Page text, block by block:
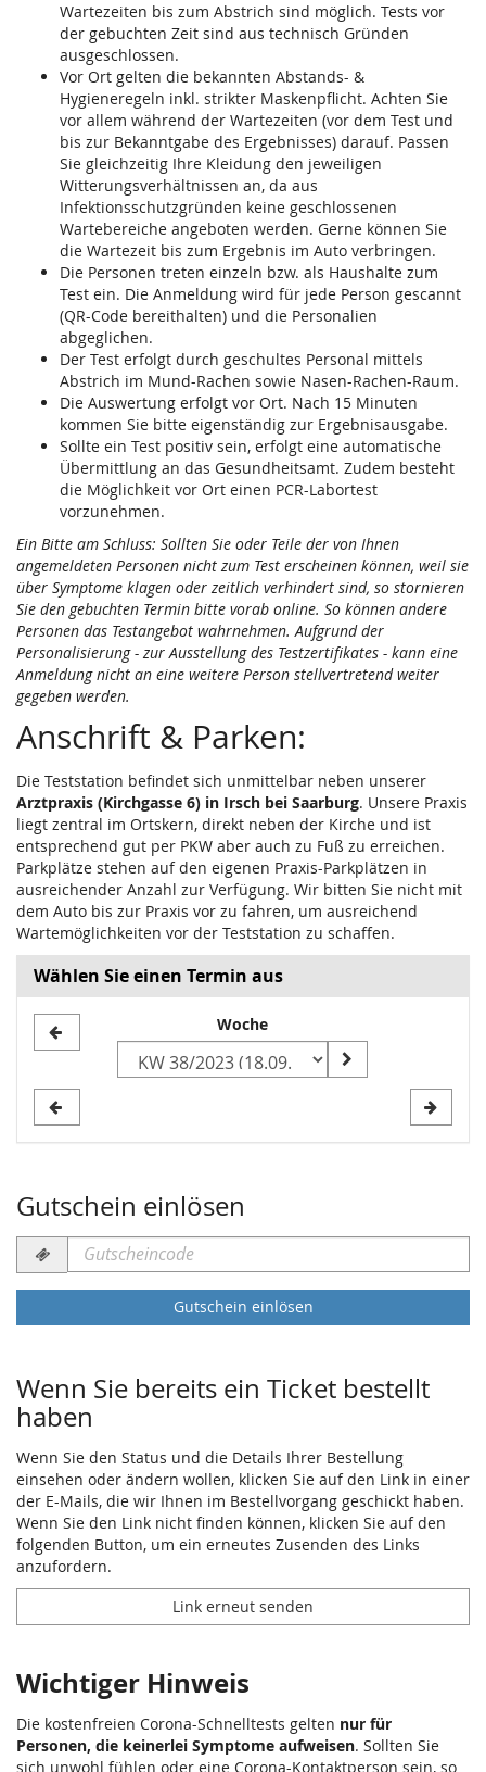
Wartezeiten bis zum Abstrich sind möglich. Tests vor
der gebuchten Zeit sind aus technisch Gründen
ausgeschlossen.
Vor Ort gelten die bekannten Abstands- &
Hygieneregeln inkl. strikter Maskenpflicht. Achten Sie
vor allem während der Wartezeiten (vor dem Test und
bis zur Bekanntgabe des Ergebnisses) darauf. Passen
Sie gleichzeitig Ihre Kleidung den jeweiligen
Witterungsverhältnissen an, da aus
Infektionsschutzgründen keine geschlossenen
Wartebereiche angeboten werden. Gerne können Sie
die Wartezeit bis zum Ergebnis im Auto verbringen.
Die Personen treten einzeln bzw. als Haushalte zum
Test ein. Die Anmeldung wird für jede Person gescannt
(QR-Code bereithalten) und die Personalien
abgeglichen.
Der Test erfolgt durch geschultes Personal mittels
Abstrich im Mund-Rachen sowie Nasen-Rachen-Raum.
Die Auswertung erfolgt vor Ort. Nach 15 Minuten
kommen Sie bitte eigenständig zur Ergebnisausgabe.
Sollte ein Test positiv sein, erfolgt eine automatische
Übermittlung an das Gesundheitsamt. Zudem besteht
die Möglichkeit vor Ort einen PCR-Labortest
vorzunehmen.
Ein Bitte am Schluss: Sollten Sie oder Teile der von Ihnen
angemeldeten Personen nicht zum Test erscheinen können, weil sie
über Symptome klagen oder zeitlich verhindert sind, so stornieren
Sie den gebuchten Termin bitte vorab online. So können andere
Personen das Testangebot wahrnehmen. Aufgrund der
Personalisierung - zur Ausstellung des Testzertifikates - kann eine
Anmeldung nicht an eine weitere Person stellvertretend weiter
gegeben werden.
Anschrift & Parken:
Die Teststation befindet sich unmittelbar neben unserer
Arztpraxis (Kirchgasse 6) in Irsch bei Saarburg. Unsere Praxis
liegt zentral im Ortskern, direkt neben der Kirche und ist
entsprechend gut per PKW aber auch zu Fuß zu erreichen.
Parkplätze stehen auf den eigenen Praxis-Parkplätzen in
ausreichender Anzahl zur Verfügung. Wir bitten Sie nicht mit
dem Auto bis zur Praxis vor zu fahren, um ausreichend
Wartemöglichkeiten vor der Teststation zu schaffen.
Wählen Sie einen Termin aus
zur
Woche
Gutschein einlösen
Gutscheincode
erforderlich
Gutschein einlösen
Wenn Sie bereits ein Ticket bestellt
haben
Wenn Sie den Status und die Details Ihrer Bestellung
einsehen oder ändern wollen, klicken Sie auf den Link in einer
der E-Mails, die wir Ihnen im Bestellvorgang geschickt haben.
Wenn Sie den Link nicht finden können, klicken Sie auf den
folgenden Button, um ein erneutes Zusenden des Links
anzufordern.
Link erneut senden
Wichtiger Hinweis
Die kostenfreien Corona-Schnelltests gelten nur für
Personen, die keinerlei Symptome aufweisen. Sollten Sie
sich unwohl fühlen oder eine Corona-Kontaktperson sein, so